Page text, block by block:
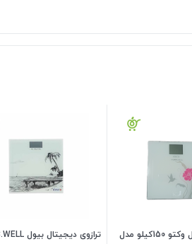
ترازوی دیجیتال وکتو 150کیلو مدل